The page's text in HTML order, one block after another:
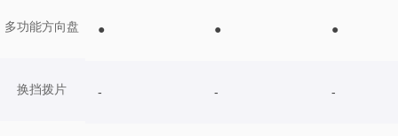
多功能方向盘
换挡拨片
● ● ●
- - -